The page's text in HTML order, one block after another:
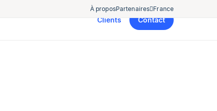
À proposPartenaires France
Clients Contact